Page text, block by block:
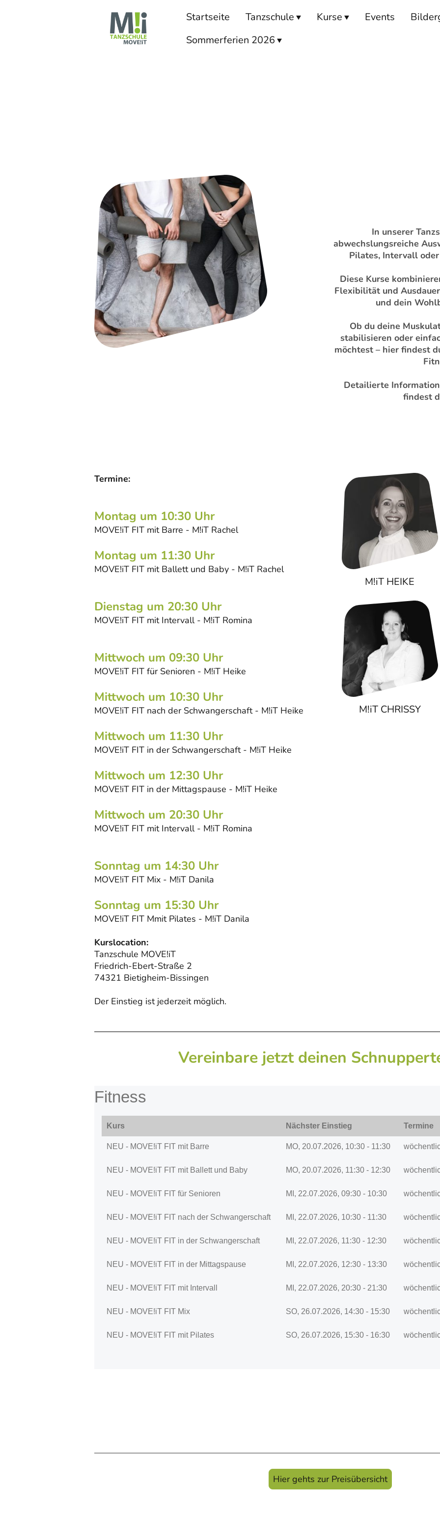
Startseite Tanzschule Kurse Events
Sommerferien 2026
In unserer
abwechslungsreiche
Pilates, Intervall
Diese Kurse
Flexibilität und
und dein
Ob du deine
stabilisieren oder
möchtest – hier findest
Detailierte
findest
Termine:
Montag um 10:30 Uhr
MOVE!iT FIT mit Barre - M!iT Rachel
Montag um 11:30 Uhr
MOVE!iT FIT mit Ballett und Baby - M!iT Rachel
Dienstag um 20:30 Uhr
MOVE!iT FIT mit Intervall - M!iT Romina
Mittwoch um 09:30 Uhr
MOVE!iT FIT für Senioren - M!iT Heike
Mittwoch um 10:30 Uhr
MOVE!iT FIT nach der Schwangerschaft - M!iT Heike
Mittwoch um 11:30 Uhr
MOVE!iT FIT in der Schwangerschaft - M!iT Heike
Mittwoch um 12:30 Uhr
MOVE!iT FIT in der Mittagspause - M!iT Heike
Mittwoch um 20:30 Uhr
MOVE!iT FIT mit Intervall - M!iT Romina
Sonntag um 14:30 Uhr
MOVE!iT FIT Mix - M!iT Danila
Sonntag um 15:30 Uhr
MOVE!iT FIT Mmit Pilates - M!iT Danila
Kurslocation:
Tanzschule MOVE!iT
Friedrich-Ebert-Straße 2
74321 Bietigheim-Bissingen
Der Einstieg ist jederzeit möglich.
M!iT HEIKE
M!iT CHRISSY
Vereinbare jetzt deinen
Hier gehts zur Preisübersicht